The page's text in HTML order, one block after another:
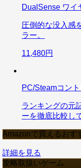
DualSense ワイ
圧倒的な没入感
ラー。
11,480円
PC/Steamコン
ランキングの元
ーを徹底比較し
Amazonで買えるおす
詳細を見る
攻略取扱いゲーム